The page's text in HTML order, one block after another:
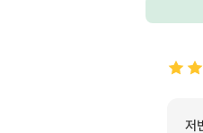
저